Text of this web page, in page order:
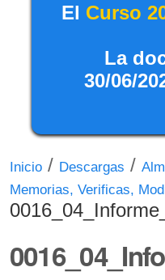
El Curso
La
30/06/
Inicio / Descargas /
Memorias, Verificas,